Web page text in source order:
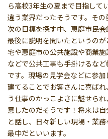
ら高校3年生の夏まで目指して
違う業界だったそうです。その
次の目標を探す中、恵庭市民
最後に説明を聞いたというの
宅や恵庭市の公共施設や商業
などで公共工事も手掛けるな
です。現場の見学会などに参
建てることでお客さんに喜ば
う仕事のかっこよさに魅せら
意したのだそうです！将来は
と話し、日々新しい現場・業
最中だといいます。